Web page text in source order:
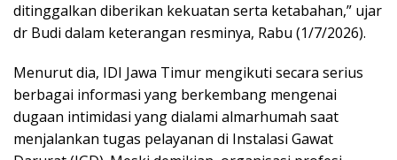
ditinggalkan diberikan kekuatan serta ketabahan,” ujar
dr Budi dalam keterangan resminya, Rabu (1/7/2026).
Menurut dia, IDI Jawa Timur mengikuti secara serius
berbagai informasi yang berkembang mengenai
dugaan intimidasi yang dialami almarhumah saat
menjalankan tugas pelayanan di Instalasi Gawat